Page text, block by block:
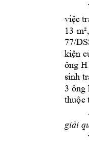
việc
13 m²,
77/
kiện
ông
sinh
3 ông
thuộc
giải